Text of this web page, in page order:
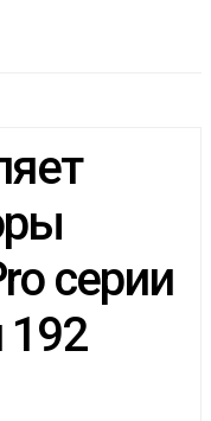
серии
192